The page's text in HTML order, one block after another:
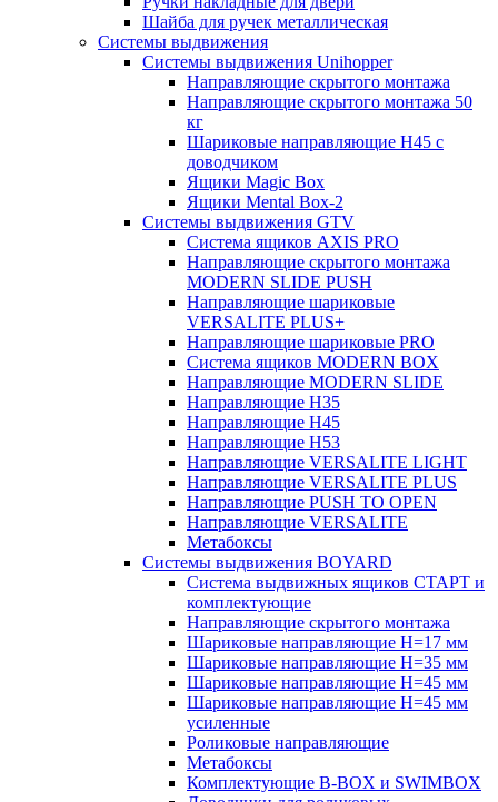
Шайба для ручек металлическая
Системы выдвижения
Системы выдвижения Unihopper
Направляющие скрытого монтажа
Направляющие скрытого монтажа 50
кг
Шариковые направляющие H45 с
доводчиком
Ящики Magic Box
Ящики Mental Box-2
Системы выдвижения GTV
Система ящиков AXIS PRO
Направляющие скрытого монтажа
MODERN SLIDE PUSH
Направляющие шариковые
VERSALITE PLUS+
Направляющие шариковые PRO
Система ящиков MODERN BOX
Направляющие MODERN SLIDE
Направляющие H35
Направляющие H45
Направляющие H53
Направляющие VERSALITE LIGHT
Направляющие VERSALITE PLUS
Направляющие PUSH TO OPEN
Направляющие VERSALITE
Метабоксы
Системы выдвижения BOYARD
Система выдвижных ящиков СТАРТ и
комплектующие
Направляющие скрытого монтажа
Шариковые направляющие H=17 мм
Шариковые направляющие H=35 мм
Шариковые направляющие H=45 мм
Шариковые направляющие H=45 мм
усиленные
Роликовые направляющие
Метабоксы
Комплектующие B-BOX и SWIMBOX